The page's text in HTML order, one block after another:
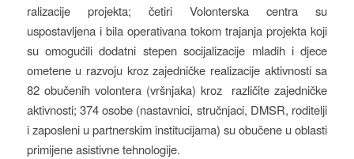
ralizacije projekta; četiri Volonterska centra su
uspostavljena i bila operativana tokom trajanja projekta koji
su omogućili dodatni stepen socijalizacije mladih i djece
ometene u razvoju kroz zajedničke realizacije aktivnosti sa
82 obučenih volontera (vršnjaka) kroz različite zajedničke
aktivnosti; 374 osobe (nastavnici, stručnjaci, DMSR, roditelji
i zaposleni u partnerskim institucijama) su obučene u oblasti
primijene asistivne tehnologije.